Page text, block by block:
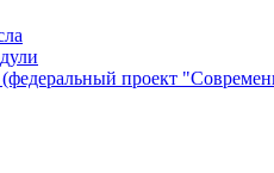
проект